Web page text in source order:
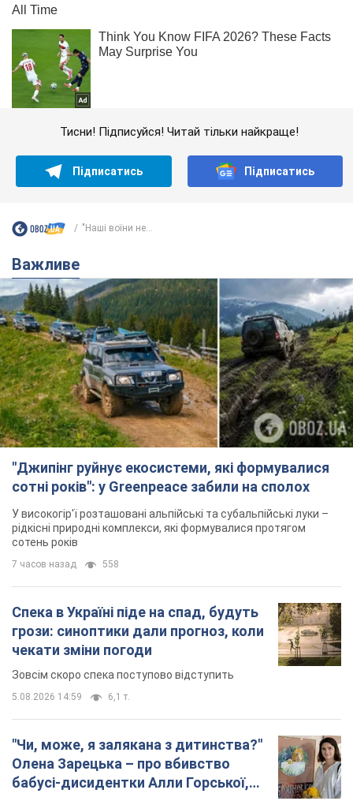
Тисни! Підписуйся! Читай тільки найкраще!
Підписатись Підписатись
"Наші воїни не...
Важливе
"Джипінг руйнує екосистеми, які формувалися
сотні років": у Greenpeace забили на сполох
У високогір'ї розташовані альпійські та субальпійські луки –
рідкісні природні комплекси, які формувалися протягом
сотень років
7 часов назад 558
Спека в Україні піде на спад, будуть
грози: синоптики дали прогноз, коли
чекати зміни погоди
Зовсім скоро спека поступово відступить
5.08.2026 14:59 6,1 т.
"Чи, може, я залякана з дитинства?"
Олена Зарецька – про вбивство
бабусі-дисидентки Алли Горської,